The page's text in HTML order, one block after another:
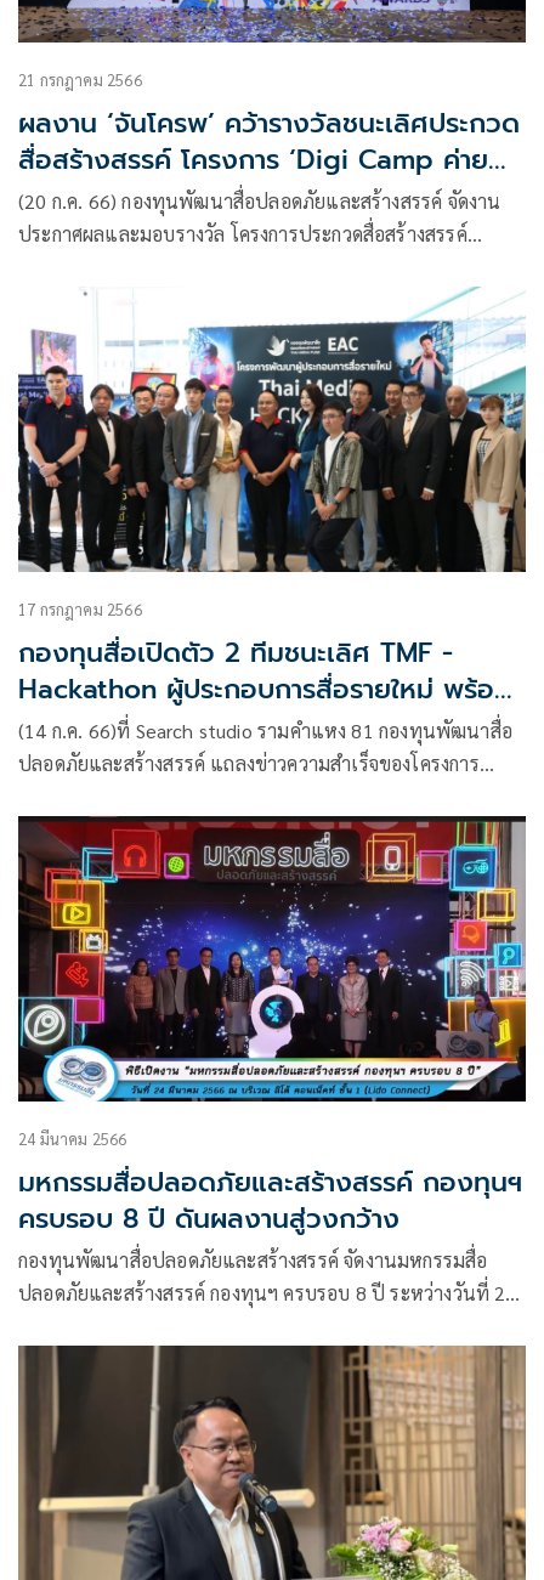
21 กรกฎาคม 2566
ผลงาน ‘จันโครพ’ คว้ารางวัลชนะเลิศประกวด
สื่อสร้างสรรค์ โครงการ ‘Digi Camp ค่าย
เยาวชนไทยรู้เท่าทันสื่อ’
(20 ก.ค. 66) กองทุนพัฒนาสื่อปลอดภัยและสร้างสรรค์ จัดงาน
ประกาศผลและมอบรางวัล โครงการประกวดสื่อสร้างสรรค์
ไทยรู้เท่าทันสื่อ”
17 กรกฎาคม 2566
กองทุนสื่อเปิดตัว 2 ทีมชนะเลิศ TMF -
Hackathon ผู้ประกอบการสื่อรายใหม่ พร้อม
เงินสนับสนุนจากผู้ลงทุนทีมละ 1 ล้านบาท
(14 ก.ค. 66)ที่ Search studio รามคำแหง 81 กองทุนพัฒนาสื่อ
ปลอดภัยและสร้างสรรค์ แถลงข่าวความสำเร็จของโครงการ
สร้างผู้ผลิตสื่อสร้างสรรค์ สู่ธุรกิจStart Up กับภาคีผู้ร่วมจัดทำ
โครงการ
24 มีนาคม 2566
มหกรรมสื่อปลอดภัยและสร้างสรรค์ กองทุนฯ
ครบรอบ 8 ปี ดันผลงานสู่วงกว้าง
กองทุนพัฒนาสื่อปลอดภัยและสร้างสรรค์ จัดงานมหกรรมสื่อ
ปลอดภัยและสร้างสรรค์ กองทุนฯ ครบรอบ 8 ปี ระหว่างวันที่ 24-